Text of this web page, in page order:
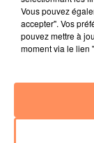
Bélier
Vous pouvez
accepter". Vos
pouvez mettre à
moment via le lien